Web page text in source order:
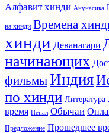
Алфавит хинди Анунасика
на хинди Времена
хинди Деванагари
начинающих
фильмыИндия
по хинди Литература
время Непал Обычаи
Предложение Прошедшее